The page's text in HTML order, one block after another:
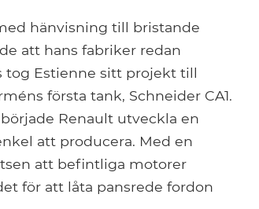
hänvisning till bristande
att hans fabriker redan
tog Estienne sitt projekt till
första tank, Schneider CA1.
Renault utveckla en
att producera. Med en
att befintliga motorer
för att låta pansrede fordon